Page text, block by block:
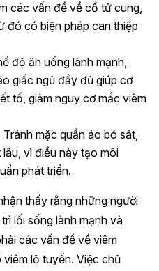
các vấn đề về cổ tử cung,
đó có biện pháp can thiệp
độ ăn uống lành mạnh,
giấc ngủ đầy đủ giúp cơ
tố, giảm nguy cơ mắc viêm
Tránh mặc quần áo bó sát,
vì điều này tạo môi
phát triển.
thấy rằng những người
lối sống lành mạnh và
các vấn đề về viêm
lộ tuyến. Việc chủ